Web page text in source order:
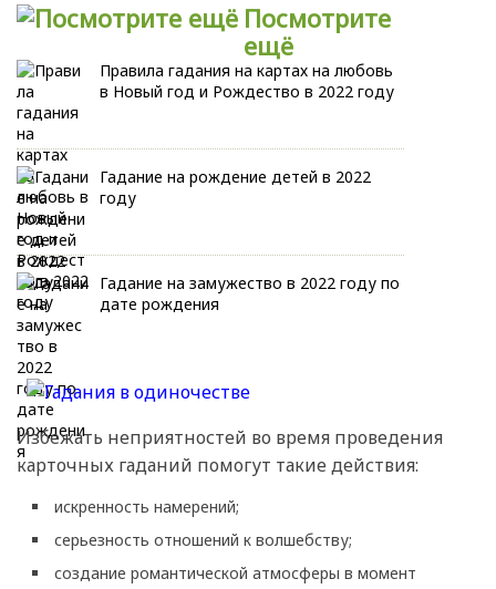
Посмотрите
ещё
Правила гадания на картах на любовь
в Новый год и Рождество в 2022 году
Гадание на рождение детей в 2022
году
Гадание на замужество в 2022 году по
дате рождения
Избежать неприятностей во время проведения
карточных гаданий помогут такие действия:
искренность намерений;
серьезность отношений к волшебству;
создание романтической атмосферы в момент